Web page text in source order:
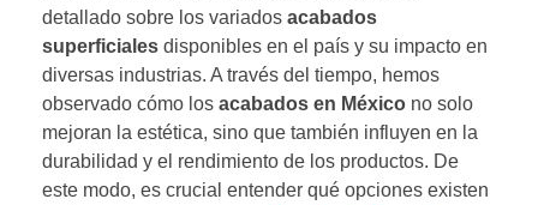
detallado sobre los variados acabados
superficiales disponibles en el país y su impacto en
diversas industrias. A través del tiempo, hemos
observado cómo los acabados en México no solo
mejoran la estética, sino que también influyen en la
durabilidad y el rendimiento de los productos. De
este modo, es crucial entender qué opciones existen